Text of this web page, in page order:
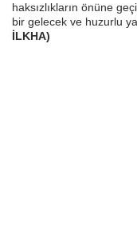
haksızlıkların önüne
bir gelecek ve huzurlu
İLKHA)